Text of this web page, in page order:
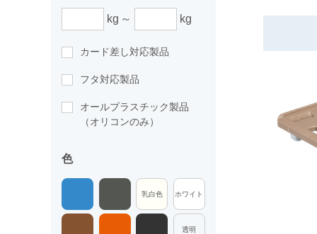
kg kg
カード差し対応製品
フタ対応製品
オールプラスチック製品
（オリコンのみ）
色
乳白色 ホワイト
透明